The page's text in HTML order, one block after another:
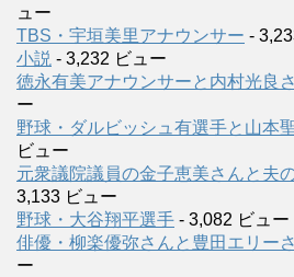
ュー
TBS・宇垣美里アナウンサー -
小説 - 3,232 ビュー
徳永有美アナウンサーと内村光良
ー
野球・ダルビッシュ有選手と山本
ビュー
元衆議院議員の金子恵美さんと夫
3,133 ビュー
野球・大谷翔平選手 - 3,082 ビュー
俳優・柳楽優弥さんと豊田エリー
ー